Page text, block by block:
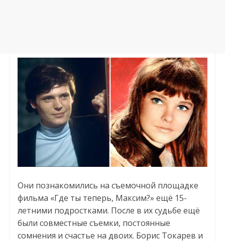
Они познакомились на съемочной площадке
фильма «Где ты теперь, Максим?» ещё 15-
летними подростками. После в их судьбе ещё
были совместные съемки, постоянные
сомнения и счастье на двоих. Борис Токарев и